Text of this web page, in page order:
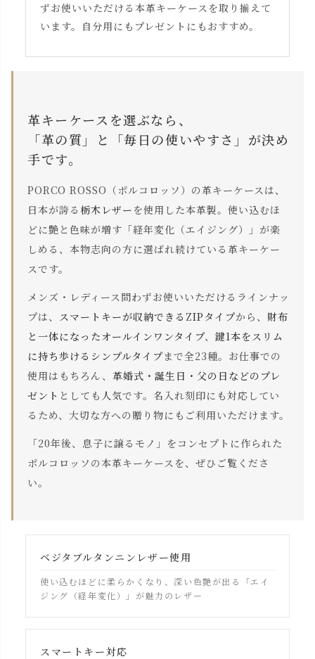
ずお使いいただける本革キーケースを取り揃えて
います。自分用にもプレゼントにもおすすめ。
革キーケースを選ぶなら、
「革の質」と「毎日の使いやすさ」が決め
手です。
PORCO ROSSO（ポルコロッソ）の革キーケースは、
日本が誇る 栃木レザー を使用した本革製。使い込むほ
どに艶と色味が増す「経年変化（エイジング）」が楽
しめる、本物志向の方に選ばれ続けている革キーケー
スです。
メンズ・レディース問わずお使いいただけるラインナッ
プは、
スマートキーが収納できるZIPタイプから、 財布
と一体になったオールインワンタイプ、 鍵1本をスリム
に持ち歩けるシンプルタイプまで全23種。お仕事での
使用はもちろん、 革婚式・誕生日・父の日などのプレ
ゼント としても人気です。名入れ刻印にも対応してい
るため、大切な方への贈り物にもご利用いただけます。
「20年後、息子に譲るモノ」をコンセプトに作られた
ポルコロッソの本革キーケースを、ぜひご覧くださ
い。
ベジタブルタンニンレザー使用
使い込むほどに柔らかくなり、深い色艶が出る「エイ
ジング（経年変化）」が魅力のレザー
スマートキー対応